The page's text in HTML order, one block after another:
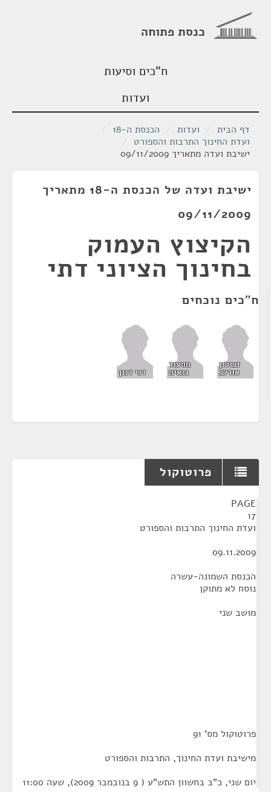
כנסת פתוחה
ח"כים וסיעות
ועדות
דף הבית / ועדות / הכנסת ה-18
/
ועדת החינוך התרבות והספורט /
ישיבת ועדה מתאריך 09/11/2009
ישיבת ועדה של הכנסת ה-18 מתאריך
09/11/2009
הקיצוץ העמוק
בחינוך הציוני דתי
ח"כים נוכחים
זבולון
אורלב
מסעוד
גנאים דני דנון
פרוטוקול
PAGE
17
ועדת החינוך התרבות והספורט
09.11.2009
הכנסת השמונה-עשרה
נוסח לא מתוקן
מושב שני
פרוטוקול מס' 91
מישיבת ועדת החינוך, התרבות והספורט
יום שני, כ"ב בחשוון התש"ע ( 9 בנובמבר 2009), שעה 11:00